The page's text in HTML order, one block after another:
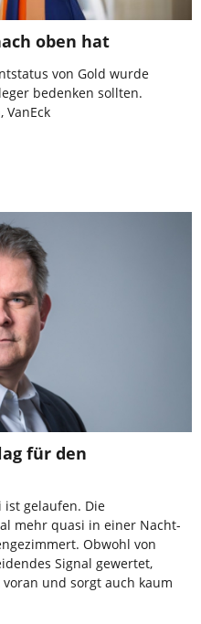
oben hat
von Gold wurde
bedenken sollten.
VanEck
für den
ist gelaufen. Die
mehr quasi in einer Nacht-
Obwohl von
Signal gewertet,
und sorgt auch kaum